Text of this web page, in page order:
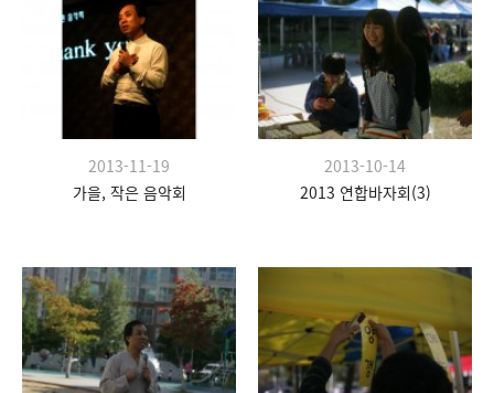
2013-11-19
가을, 작은 음악회
2013-10-14
2013 연합바자회(3)